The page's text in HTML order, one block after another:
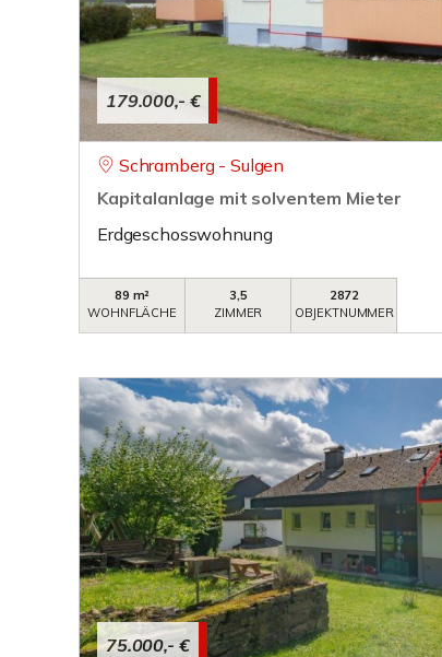
179.000,- €
Schramberg - Sulgen
Kapitalanlage mit solventem Mieter
Erdgeschosswohnung
89 m²
WOHNFLÄCHE
3,5
ZIMMER
2872
OBJEKTNUMMER
75.000,- €